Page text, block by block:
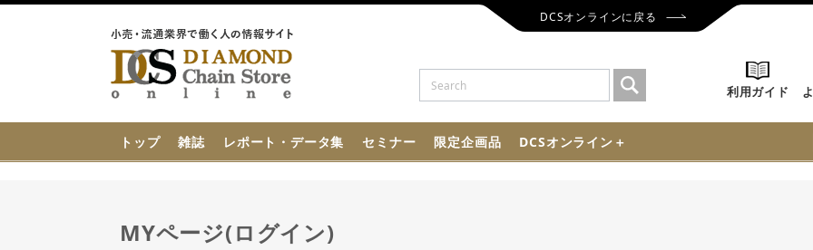
DCSオンラインに戻る
利用ガイド
トップ 雑誌 レポート・データ集 セミナー 限定企画品 DCSオンライン＋
MYページ(ログイン)